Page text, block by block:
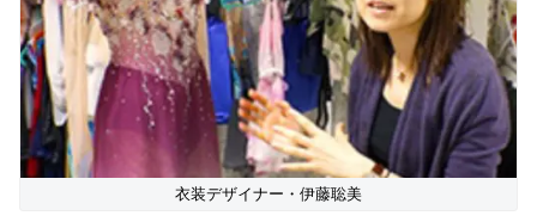
衣装デザイナー・伊藤聡美